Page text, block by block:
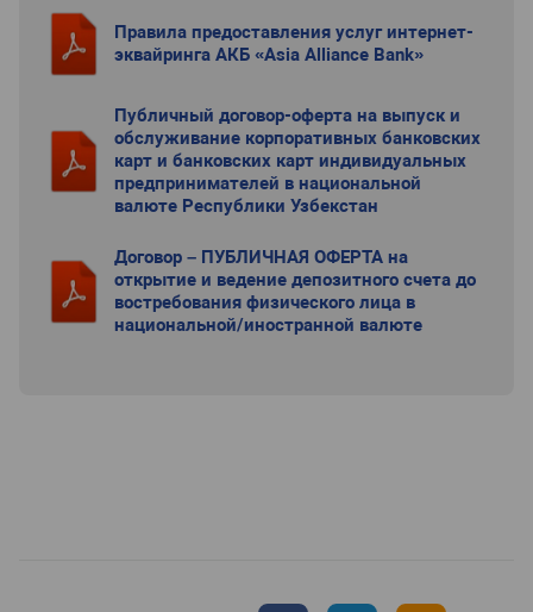
Правила предоставления услуг интернет-
эквайринга АКБ «Asia Alliance Bank»
Публичный договор-оферта на выпуск и
обслуживание корпоративных банковских
карт и банковских карт индивидуальных
предпринимателей в национальной
валюте Республики Узбекстан
Договор – ПУБЛИЧНАЯ ОФЕРТА на
открытие и ведение депозитного счета до
востребования физического лица в
национальной/иностранной валюте